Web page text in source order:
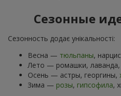
Сезонные
Сезонность додає унікальності:
Весна — тюльпаны,
Лето — ромашки, лаванда,
Осень — астры, георгины,
Зима — розы, гипсофила,